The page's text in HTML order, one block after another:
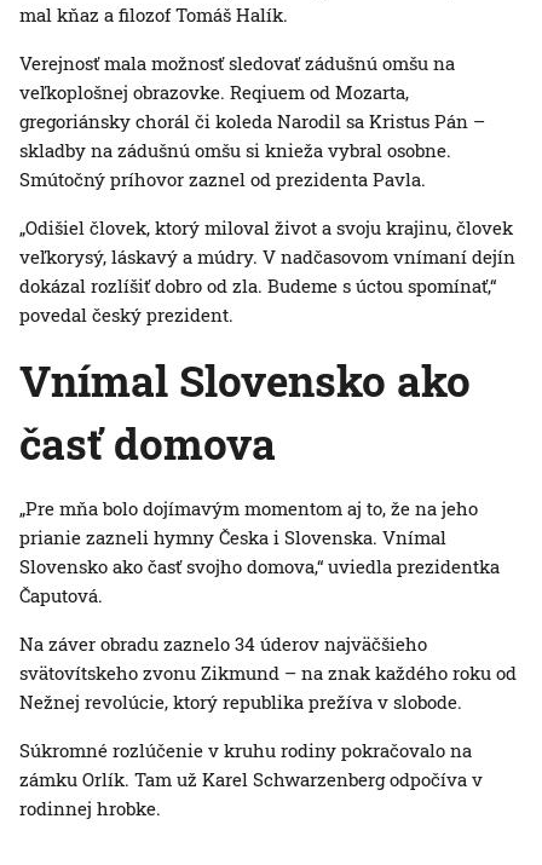
mal kňaz a filozof Tomáš Halík.
Verejnosť mala možnosť sledovať zádušnú omšu na
veľkoplošnej obrazovke. Reqiuem od Mozarta,
gregoriánsky chorál či koleda Narodil sa Kristus Pán –
skladby na zádušnú omšu si knieža vybral osobne.
Smútočný príhovor zaznel od prezidenta Pavla.
„Odišiel človek, ktorý miloval život a svoju krajinu, človek
veľkorysý, láskavý a múdry. V nadčasovom vnímaní dejín
dokázal rozlíšiť dobro od zla. Budeme s úctou spomínať,“
povedal český prezident.
Vnímal Slovensko ako
časť domova
„Pre mňa bolo dojímavým momentom aj to, že na jeho
prianie zazneli hymny Česka i Slovenska. Vnímal
Slovensko ako časť svojho domova,“ uviedla prezidentka
Čaputová.
Na záver obradu zaznelo 34 úderov najväčšieho
svätovítskeho zvonu Zikmund – na znak každého roku od
Nežnej revolúcie, ktorý republika prežíva v slobode.
Súkromné rozlúčenie v kruhu rodiny pokračovalo na
zámku Orlík. Tam už Karel Schwarzenberg odpočíva v
rodinnej hrobke.